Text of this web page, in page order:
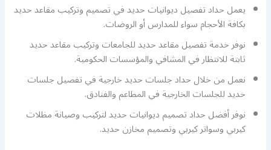
يعمل حداد تفصيل ديوانيات حديد في تصميم وتركيب مقاعد حديد
بكافة الأحجام سواء للمدارس أو الروضات.
نوفر خدمة تفصيل مقاعد حديد للجامعات وتركيب مقاعد حديد
ثابتة للانتظار في المشافي والمؤسسات الحكومية.
نعمل من خلال حداد جلسات حديد خارجية في تفصيل جلسات
حديد للجلسات الخارجية في المطاعم والفنادق.
نوفر أفضل حداد تصميم ديوانيات حديد لتركيب وصيانة مظلات
كيربي وسواتر كيربي وتصميم مخازن حديد.